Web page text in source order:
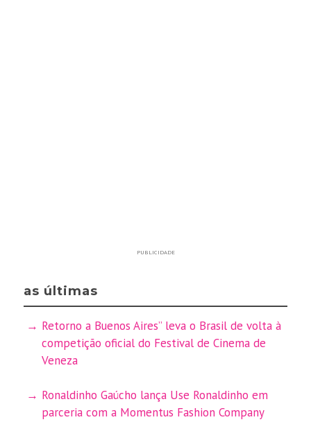
PUBLICIDADE
as últimas
Retorno a Buenos Aires” leva o Brasil de volta à
competição oficial do Festival de Cinema de
Veneza
Ronaldinho Gaúcho lança Use Ronaldinho em
parceria com a Momentus Fashion Company